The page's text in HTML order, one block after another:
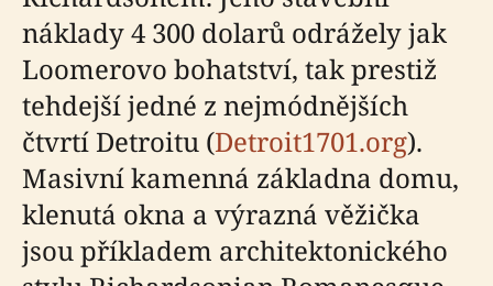
náklady 4 300 dolarů odrážely jak
Loomerovo bohatství, tak prestiž
tehdejší jedné z nejmódnějších
čtvrtí Detroitu (Detroit1701.org).
Masivní kamenná základna domu,
klenutá okna a výrazná věžička
jsou příkladem architektonického